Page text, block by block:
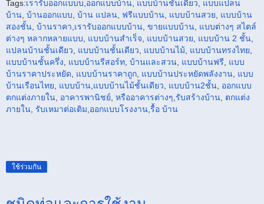
Tags:เรารับออกแบบบ ออกแบบบ้าน แบบบ้านชั้นเดียว
แบบแปลน
บ้าน บ้านออกแบบ บ้าน แปลน ฟรีแบบบ้าน แบบบ้านสวย
แบบบ้าน
สองชั้น บ้านราคา เรารับออกแบบบ้าน ขายแบบบ้าน แบบต่างๆ สไตล์
ต่างๆ หลากหลายแบบ แบบบ้านสำเร็จ แบบบ้านสวย แบบบ้าน 2 ชั้น
แปลนบ้านชั้นเดียว
แบบบ้านชั้นเดียว แบบบ้านไม้ แบบบ้านทรงไทย
แบบบ้านชั้นครึ่ง
แบบบ้านรีสอร์ท บ้านและสวน แบบบ้านฟรี
แบบ
บ้านราคาประหยัด
แบบบ้านราคาถูก แบบบ้านประหยัดพลังงาน แบบ
บ้านเรือนไทย
แบบบ้าน แบบบ้านไม้ชั้นเดียว แบบบ้าน2ชั้น ออกแบบ
ตกแต่งภายใน อาคารพานิชย์ หรืออาคารต่างๆ รับสร้างบ้าน ตกแต่ง
ภายใน รับเหมาต่อเติม ออกแบบโรงงาน รื้อ บ้าน
ใช้ร่วมกัน